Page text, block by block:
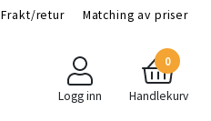
Frakt/retur Matching av priser
Logg inn
0
Handlekurv